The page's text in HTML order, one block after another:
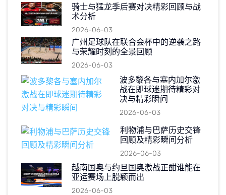
骑士与猛龙季后赛对决精彩回顾与战
术分析
2026-06-03
广州足球队在联合会杯中的逆袭之路
与荣耀时刻的全景回顾
2026-06-03
波多黎各与塞内加尔激
战在即球迷期待精彩对
决与精彩瞬间
2026-06-03
利物浦与巴萨历史交锋
回顾及精彩瞬间分析
2026-06-03
越南国奥与约旦国奥激战正酣谁能在
亚运赛场上脱颖而出
2026-06-03